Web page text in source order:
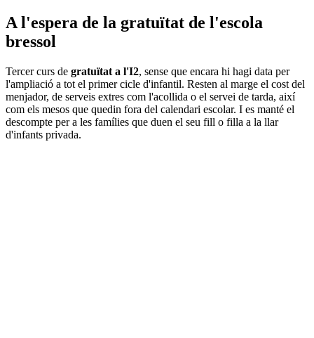
A l'espera de la gratuïtat de l'escola
bressol
Tercer curs de gratuïtat a l'I2, sense que encara hi hagi data per
l'ampliació a tot el primer cicle d'infantil. Resten al marge el cost del
menjador, de serveis extres com l'acollida o el servei de tarda, així
com els mesos que quedin fora del calendari escolar. I es manté el
descompte per a les famílies que duen el seu fill o filla a la llar
d'infants privada.